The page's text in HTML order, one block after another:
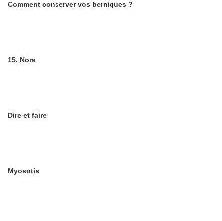
Comment conserver vos berniques ?
15. Nora
Dire et faire
Myosotis